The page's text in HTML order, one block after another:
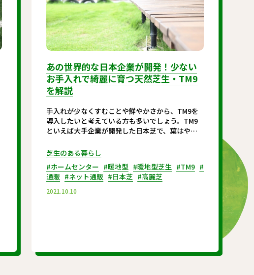
あの世界的な日本企業が開発！少ない
お手入れで綺麗に育つ天然芝生・TM9
を解説
手入れが少なくすむことや鮮やかさから、TM9を
導入したいと考えている方も多いでしょう。TM9
といえば大手企業が開発した日本芝で、葉はやわ
です。
そんな人気のTM9には具体的にどのような特徴が
あるのか、その扱い方とともに見ていきましょ
う。
芝生のある暮らし
#ホームセンター #暖地型 #暖地型芝生 #TM9 #
通販 #ネット通販 #日本芝 #高麗芝
2021.10.10